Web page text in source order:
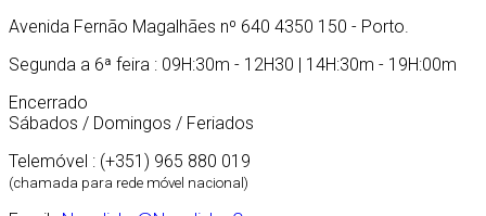
Avenida Fernão Magalhães nº 640 4350 150 - Porto.
Segunda a 6ª feira : 09H:30m - 12H30 | 14H:30m - 19H:00m
Encerrado
Sábados / Domingos / Feriados
Telemóvel : (+351) 965 880 019
(chamada para rede móvel nacional)